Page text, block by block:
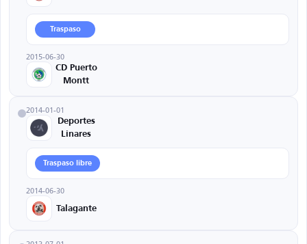
Traspaso
2015-06-30
CD Puerto
Montt
2014-01-01
Deportes
Linares
Traspaso libre
2014-06-30
Talagante